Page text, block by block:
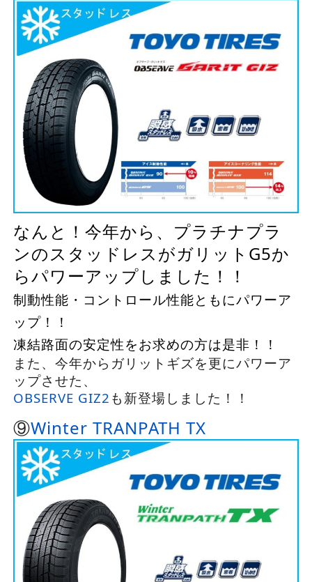
なんと！今年から、プラチナプラ
ンのスタッドレスがガリットG5か
らパワーアップしました！！
制動性能・コントロール性能ともにパワーア
ップ！！
凍結路面の安定性をお求めの方は是非！！
また、今年からガリットギズを更にパワーア
ップさせた、
OBSERVE GIZ2 も新登場しました！！
⑨Winter TRANPATH TX